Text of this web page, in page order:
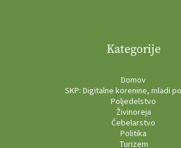
Kategorije
Domov
SKP: Digitalne korenine, mladi
Poljedelstvo
Živinoreja
Čebelarstvo
Politika
Turizem